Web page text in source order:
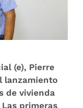
(e), Pierre
lanzamiento
de vivienda
primeras